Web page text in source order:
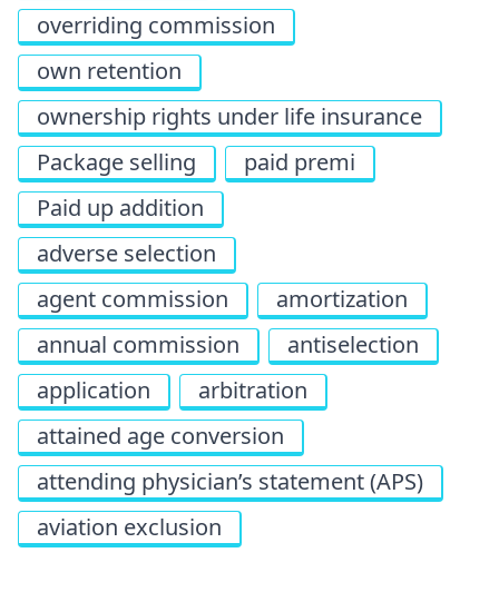
overriding commission
own retention
ownership rights under life insurance
Package selling
paid premi
Paid up addition
adverse selection
agent commission
amortization
annual commission
antiselection
application
arbitration
attained age conversion
attending physician’s statement (APS)
aviation exclusion